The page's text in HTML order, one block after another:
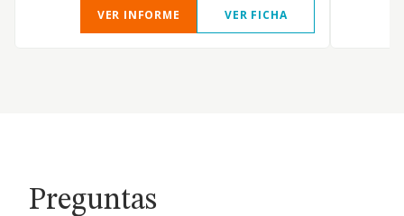
VER INFORME VER FICHA
Preguntas